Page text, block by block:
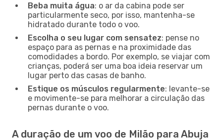
Beba muita água: o ar da cabina pode ser
particularmente seco, por isso, mantenha-se
hidratado durante todo o voo.
Escolha o seu lugar com sensatez: pense no
espaço para as pernas e na proximidade das
comodidades a bordo. Por exemplo, se viajar com
crianças, poderá ser uma boa ideia reservar um
lugar perto das casas de banho.
Estique os músculos regularmente: levante-se
e movimente-se para melhorar a circulação das
pernas durante o voo.
A duração de um voo de Milão para Abuja